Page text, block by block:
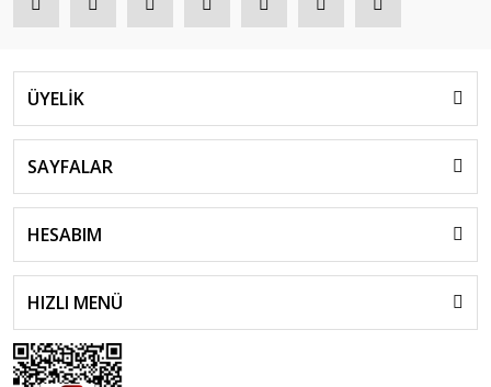
ÜYELİK
SAYFALAR
HESABIM
HIZLI MENÜ